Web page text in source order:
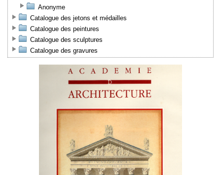
Anonyme
Catalogue des jetons et médailles
Catalogue des peintures
Catalogue des sculptures
Catalogue des gravures